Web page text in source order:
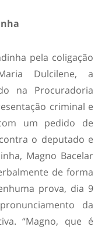
pela coligação
Dulcilene, a
na Procuradoria
criminal e
um pedido de
o deputado e
Magno Bacelar
de forma
prova, dia 9
da
“Magno, que é